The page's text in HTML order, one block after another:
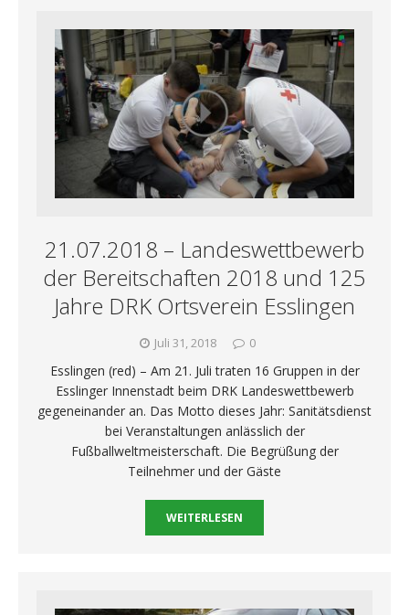
21.07.2018 – Landeswettbewerb
der Bereitschaften 2018 und 125
Jahre DRK Ortsverein Esslingen
Juli 31, 2018 0
Esslingen (red) – Am 21. Juli traten 16 Gruppen in der
Esslinger Innenstadt beim DRK Landeswettbewerb
gegeneinander an. Das Motto dieses Jahr: Sanitätsdienst
bei Veranstaltungen anlässlich der
Fußballweltmeisterschaft. Die Begrüßung der
Teilnehmer und der Gäste
WEITERLESEN